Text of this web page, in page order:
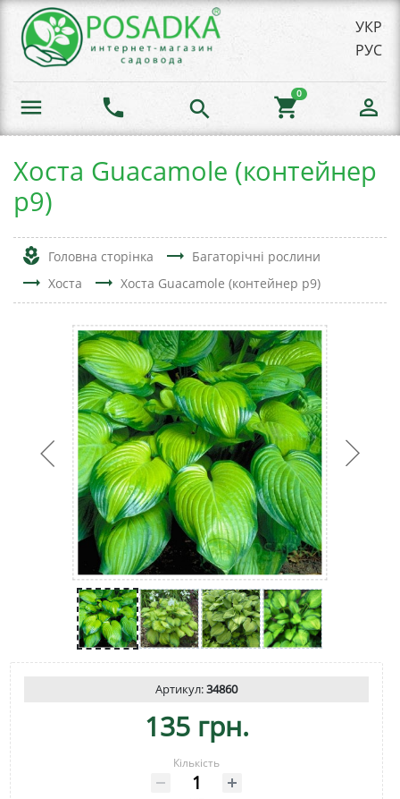
УКР
РУС
menu phone search shopping_cart
0
person_outline
Хоста Guacamole (контейнер
р9)
local_florist Головна сторінка trending_flat Багаторічні рослини
trending_flat Хоста trending_flat Хоста Guacamole (контейнер р9)
Артикул:34860
135 грн.
Кількість